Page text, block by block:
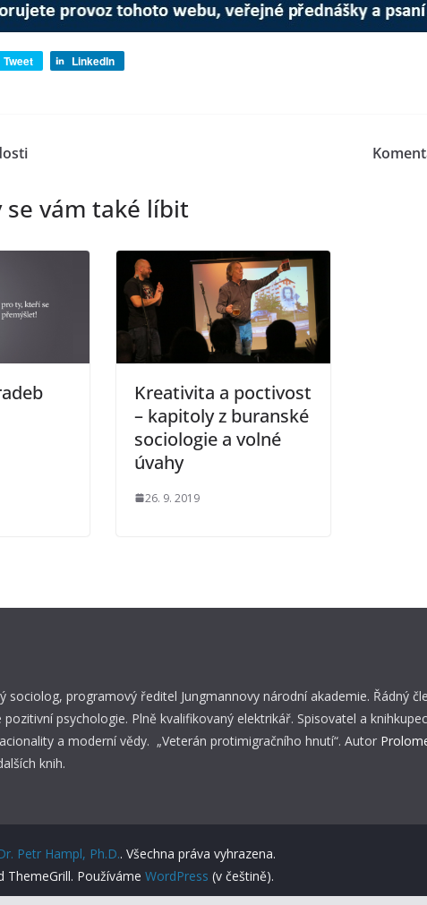
Tweet LinkedIn
se vám také líbit
Kreativita a poctivost
– kapitoly z buranské
sociologie a volné
úvahy
26. 9. 2019
sociolog, programový ředitel Jungmannovy národní akademie. Řádný
psychologie. Plně kvalifikovaný elektrikář. Spisovatel a
a moderní vědy. „Veterán protimigračního hnutí“. Autor
knih.
Petr Hampl, Ph.D.. Všechna práva vyhrazena.
ThemeGrill. Používáme WordPress (v češtině).